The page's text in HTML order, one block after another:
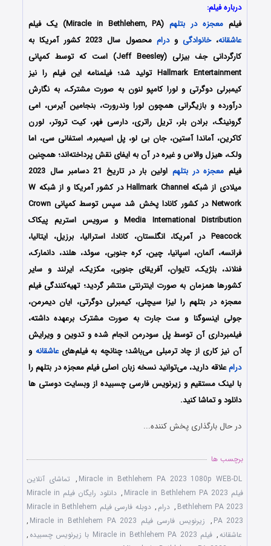
درباره فیلم:
فیلممعجزه در بتلهم(Miracle in Bethlehem, PA) یک فیلم
عاشقانه،خانوادگی ودرام
محصول سال 2023 کشور آمریکا به
کارگردانی جف بیزلی (Jeff Beesley) است که توسط کمپانی‌
Hallmark Entertainment تولید شد؛ فیلمنامه این فیلم را نیز
کیمبرلی دوگرتی و لورا کامپو لنون به صورت مشترک، به نگارش
درآورده و بازیگرانی همچون لورا وندرورت، بنجامین آیرس، امی
گرونینگ، برادن بلر، تریل راتری، دارسی فهر، کیت تروتر، لورن
کاکرین، آماندا آستین، جان بی لو، پل اسیمبره، استفانی سی، اما
ولک، هیزل والاس و غیره در آن به ایفای نقش پرداخته‌اند؛ همچنین
فیلم معجزه در بتلهم
اولین بار در تاریخ 21 دسامبر سال 2023
میلادی از شبکه Hallmark Channel در کشور آمریکا و از شبکه W
Network در کشور کانادا پخش شد سپس توسط کمپانی‌ Crown
Media International Distribution و سرویس استریم پیکاک
Peacock در آمریکا، انگلستان، کانادا، استرالیا، برزیل، ایتالیا،
فرانسه، آلمان، اسپانیا، چین، کره جنوبی، سوئد، هلند، دانمارک،
فنلاند، بلژیک، تایوان، آفریقای جنوبی، مکزیک، ایرلند و سایر
کشورها همزمان به صورت اینترنتی منتشر گردید؛ تهیه‌کنندگی فیلم
معجزه در بتلهم را لیزا سیچلی، کیمبرلی دوگرتی، ایان دیمرمن،
جولی اینسوگنا و ست جارت به صورت مشترک برعهده داشته،
فیلمبرداری آن توسط پل سودرمن انجام شده و تدوین و ویرایش
آن نیز کاری از چاد ترمبلی می‌باشد؛ چنانچه به فیلم‌هایعاشقانه و
درامعلاقه دارید، می‌توانید نسخه زبان اصلی فیلممعجزه در بتلهمرا
با ‌لینک مستقیم و زیرنویس فارسی چسبیده از وبسایت دوستی ها
دانلود و تماشا کنید.
در حال بارگذاری پخش کننده...
برچسب ها
Miracle in Bethlehem PA 2023 1080p WEB-DL
, تماشای آنلاین
فیلم Miracle in Bethlehem PA 2023
,
دانلود رایگان فیلم Miracle in
Bethlehem PA 2023
, درام ,
دوبله فارسی فیلم Miracle in Bethlehem
PA 2023
, زیرنویس فارسی فیلم Miracle in Bethlehem PA 2023
,
عاشقانه, فیلم Miracle in Bethlehem PA 2023 با زیرنویس چسبیده
,